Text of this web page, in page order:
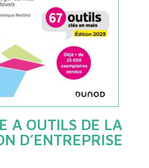
A OUTILS DE LA
D’ENTREPRISE